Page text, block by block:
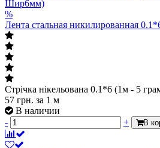
%
Лента стальная никилированная
Стрічка нікельована 0.1*6 (1м - 5
57 грн. за 1 м
В наличии
-
+ В